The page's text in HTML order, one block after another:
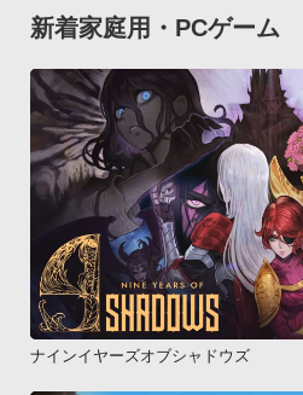
新着家庭用・PCゲーム
ナインイヤーズオブシャドウズ